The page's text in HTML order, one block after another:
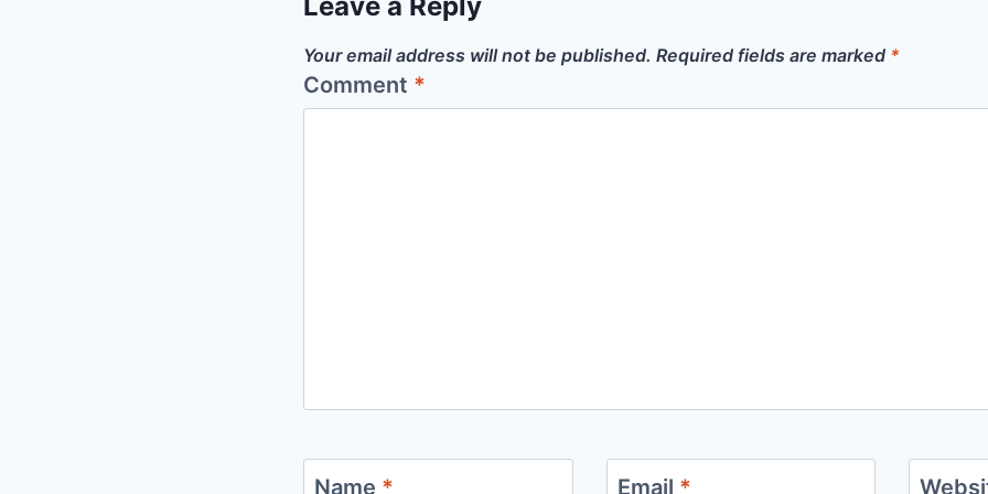
Leave a Reply
Your email address will not be published. Required fields are marked *
Comment *
Name * Email *